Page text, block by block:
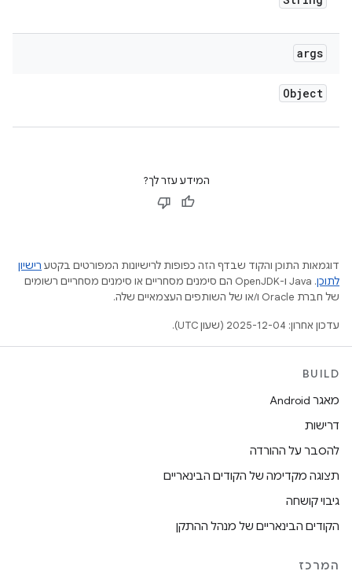
args
Object
המידע עזר לך?
דוגמאות התוכן והקוד שבדף הזה כפופות לרישיונות המפורטים בקטע רישיון
לתוכן
.‏ Java ו-OpenJDK הם סימנים מסחריים או סימנים מסחריים רשומים
של חברת Oracle ו/או של השותפים העצמאיים שלה.
עדכון אחרון: 2025-12-04 (שעון UTC).
BUILD
מאגר Android
דרישות
להסבר על ההורדה
תצוגה מקדימה של הקודים הבינאריים
גיבוי קושחה
הקודים הבינאריים של מנהל ההתקן
המרכז